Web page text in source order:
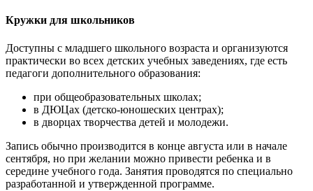
Кружки для школьников
Доступны с младшего школьного возраста и организуются
практически во всех детских учебных заведениях, где есть
педагоги дополнительного образования:
при общеобразовательных школах;
в ДЮЦах (детско-юношеских центрах);
в дворцах творчества детей и молодежи.
Запись обычно производится в конце августа или в начале
сентября, но при желании можно привести ребенка и в
середине учебного года. Занятия проводятся по специально
разработанной и утвержденной программе.